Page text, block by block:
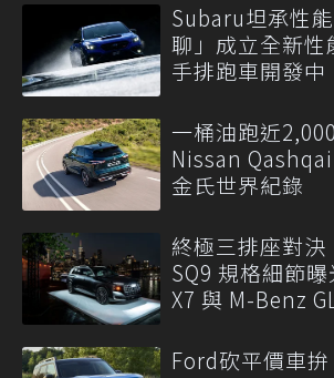
Subaru坦承性
聊」成立全新性
手排跑車開發中
一桶油跑近
Nissan Qashqai
金氏世界紀錄
終極三排座對
SQ9 規格細節
X7 與 M-Benz
Ford砍平價車